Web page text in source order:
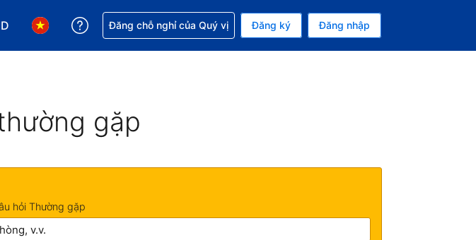
loại tiền tệ của bạn. Loại tiền tệ hiện tại của bạn là Đồng
Chọn ngôn ngữ của bạn. Ngôn ngữ hiện tại của bạn là Tiếng Việt
Nhận trợ giúp với đặt chỗ
Đăng chỗ nghỉ của Quý vị Đăng ký Đăng nhập
gặp
hỏi Thường gặp